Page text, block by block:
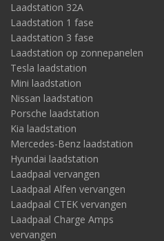
Laadstation 32A
Laadstation 1 fase
Laadstation 3 fase
Laadstation op zonnepanelen
Tesla laadstation
Mini laadstation
Nissan laadstation
Porsche laadstation
Kia laadstation
Mercedes-Benz laadstation
Hyundai laadstation
Laadpaal vervangen
Laadpaal Alfen vervangen
Laadpaal CTEK vervangen
Laadpaal Charge Amps
vervangen